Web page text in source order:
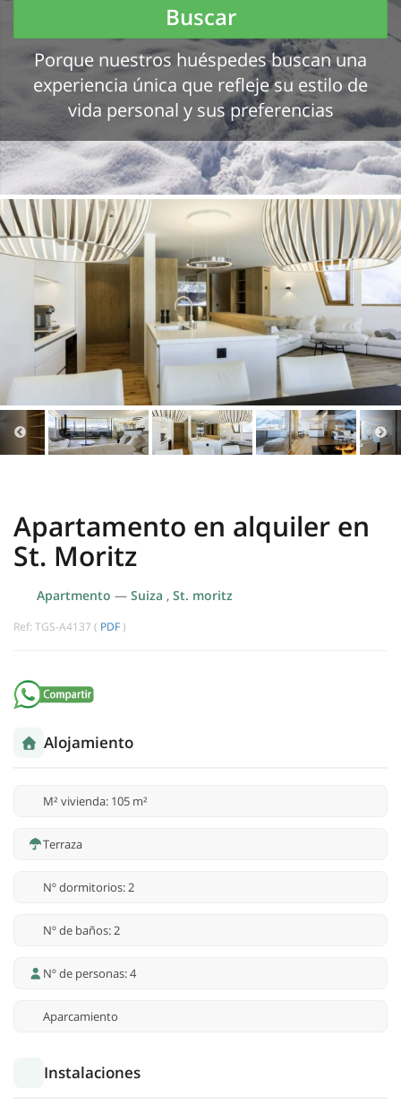
Buscar
Porque nuestros huéspedes buscan una
experiencia única que refleje su estilo de
vida personal y sus preferencias
Apartamento en alquiler en
St. Moritz
Apartmento — Suiza , St. moritz
Ref: TGS-A4137 ( PDF )
Alojamiento
M² vivienda: 105 m²
Terraza
Nº dormitorios: 2
Nº de baños: 2
Nº de personas: 4
Aparcamiento
Instalaciones